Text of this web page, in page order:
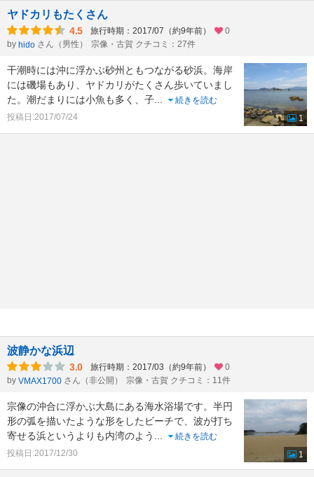
ヤドカリもたくさん
4.5 旅行時期：2017/07（約9年前）
0
by hido さん（男性） 宗像・古賀 クチコミ：27件
干潮時には沖に浮かぶ砂州ともつながる砂浜。海岸
には磯場もあり、ヤドカリがたくさん歩いていまし
た。潮だまりには小魚も多く、子...
続きを読む
投稿日:2017/07/24
1
波静かな浜辺
3.0 旅行時期：2017/03（約9年前）
0
by VMAX1700 さん（非公開） 宗像・古賀 クチコミ：11件
宗像の沖合に浮かぶ大島にある海水浴場です。半円
形の弧を描いたような形をしたビーチで、波が打ち
寄せる浜というよりも内湾のよう ...
続きを読む
投稿日:2017/12/30
1